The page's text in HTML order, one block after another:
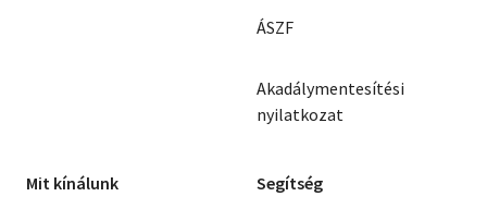
ÁSZF
Akadálymentesítési
nyilatkozat
Mit kínálunk Segítség